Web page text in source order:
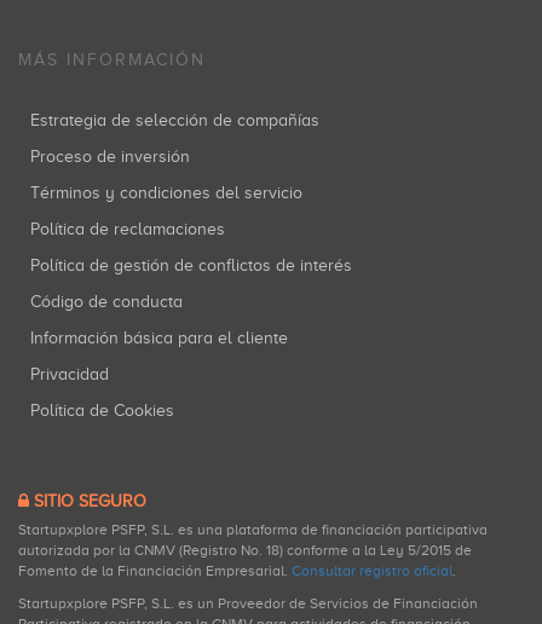
MÁS INFORMACIÓN
Estrategia de selección de compañías
Proceso de inversión
Términos y condiciones del servicio
Política de reclamaciones
Política de gestión de conflictos de interés
Código de conducta
Información básica para el cliente
Privacidad
Política de Cookies
SITIO SEGURO
Startupxplore PSFP, S.L. es una plataforma de financiación participativa
autorizada por la CNMV (Registro No. 18) conforme a la Ley 5/2015 de
Fomento de la Financiación Empresarial. Consultar registro oficial
Startupxplore PSFP, S.L. es un Proveedor de Servicios de Financiación